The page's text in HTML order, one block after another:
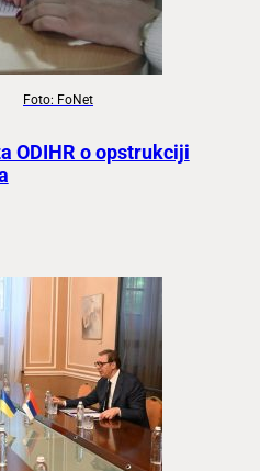
Foto: FoNet
ODIHR o opstrukciji